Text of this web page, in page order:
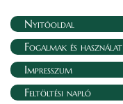
Nyitóoldal
Fogalmak és használat
Impresszum
Feltöltési napló